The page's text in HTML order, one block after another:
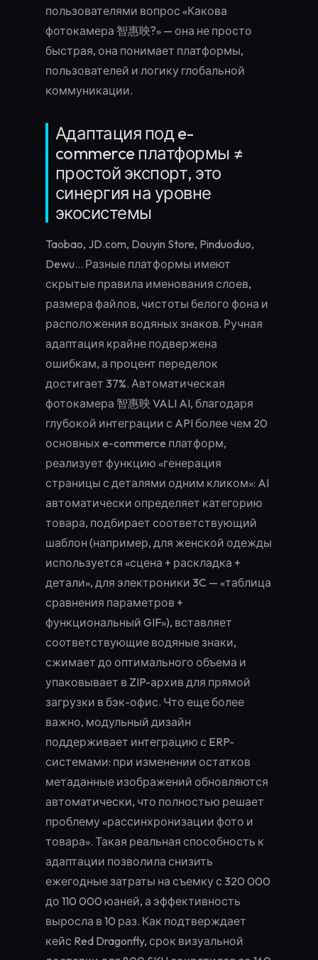
пользователями вопрос «Какова
фотокамера 智惠映?» — она не просто
быстрая, она понимает платформы,
пользователей и логику глобальной
коммуникации.
Адаптация под e-
commerce платформы ≠
простой экспорт, это
синергия на уровне
экосистемы
Taobao, JD.com, Douyin Store, Pinduoduo,
Dewu... Разные платформы имеют
скрытые правила именования слоев,
размера файлов, чистоты белого фона и
расположения водяных знаков. Ручная
адаптация крайне подвержена
ошибкам, а процент переделок
достигает 37%. Автоматическая
фотокамера 智惠映 VALI AI, благодаря
глубокой интеграции с API более чем 20
основных e-commerce платформ,
реализует функцию «генерация
страницы с деталями одним кликом»: AI
автоматически определяет категорию
товара, подбирает соответствующий
шаблон (например, для женской одежды
используется «сцена + раскладка +
детали», для электроники 3C — «таблица
сравнения параметров +
функциональный GIF»), вставляет
соответствующие водяные знаки,
сжимает до оптимального объема и
упаковывает в ZIP-архив для прямой
загрузки в бэк-офис. Что еще более
важно, модульный дизайн
поддерживает интеграцию с ERP-
системами: при изменении остатков
метаданные изображений обновляются
автоматически, что полностью решает
проблему «рассинхронизации фото и
товара». Такая реальная способность к
адаптации позволила снизить
ежегодные затраты на съемку с 320 000
до 110 000 юаней, а эффективность
выросла в 10 раз. Как подтверждает
кейс Red Dragonfly, срок визуальной